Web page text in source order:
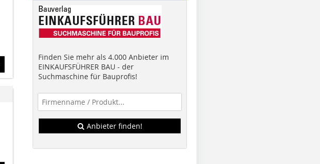
Finden Sie mehr als 4.000 Anbieter im
EINKAUFSFÜHRER BAU - der
Suchmaschine für Bauprofis!
Anbieter finden!